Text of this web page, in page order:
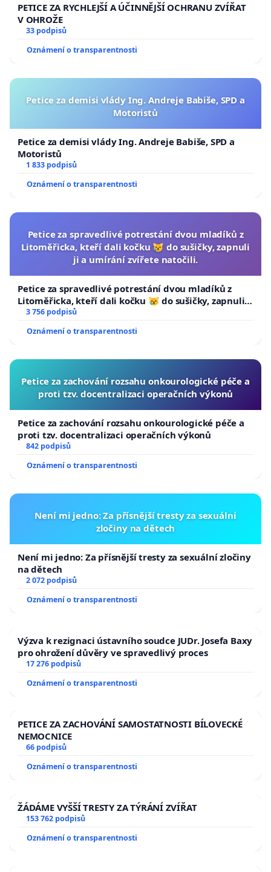
PETICE ZA RYCHLEJŠÍ A ÚČINNĚJŠÍ OCHRANU ZVÍŘAT
V OHROŽE
33 podpisů
Oznámení o transparentnosti
Petice za demisi vlády Ing. Andreje Babiše, SPD a
Motoristů
Petice za demisi vlády Ing. Andreje Babiše, SPD a
Motoristů
1 833 podpisů
Oznámení o transparentnosti
Petice za spravedlivé potrestání dvou mladíků z
Litoměřicka, kteří dali kočku 😿 do sušičky, zapnuli
ji a umírání zvířete natočili.
Petice za spravedlivé potrestání dvou mladíků z
Litoměřicka, kteří dali kočku 😿 do sušičky, zapnuli ji
a umírání zvířete natočili.
3 756 podpisů
Oznámení o transparentnosti
Petice za zachování rozsahu onkourologické péče a
proti tzv. docentralizaci operačních výkonů
Petice za zachování rozsahu onkourologické péče a
proti tzv. docentralizaci operačních výkonů
842 podpisů
Oznámení o transparentnosti
Není mi jedno: Za přísnější tresty za sexuální
zločiny na dětech
Není mi jedno: Za přísnější tresty za sexuální zločiny
na dětech
2 072 podpisů
Oznámení o transparentnosti
Výzva k rezignaci ústavního soudce JUDr. Josefa Baxy
pro ohrožení důvěry ve spravedlivý proces
17 276 podpisů
Oznámení o transparentnosti
PETICE ZA ZACHOVÁNÍ SAMOSTATNOSTI BÍLOVECKÉ
NEMOCNICE
66 podpisů
Oznámení o transparentnosti
ŽÁDÁME VYŠŠÍ TRESTY ZA TÝRÁNÍ ZVÍŘAT
153 762 podpisů
Oznámení o transparentnosti